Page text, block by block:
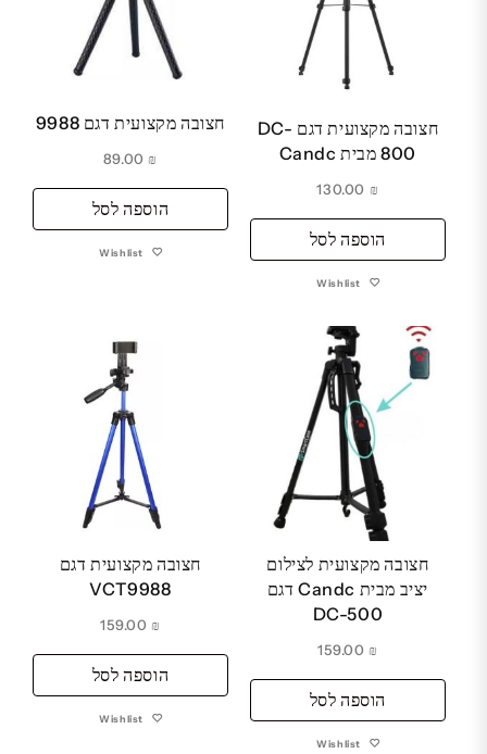
חצובה מקצועית דגם 9988
₪
הוספה לסל
Wishlist
חצובה מקצועית דגם DC-
800 מבית Candc
₪
הוספה לסל
Wishlist
חצובה מקצועית דגם
VCT9988
₪
הוספה לסל
Wishlist
חצובה מקצועית לצילום
יציב מבית Candc דגם
DC-500
₪
הוספה לסל
Wishlist